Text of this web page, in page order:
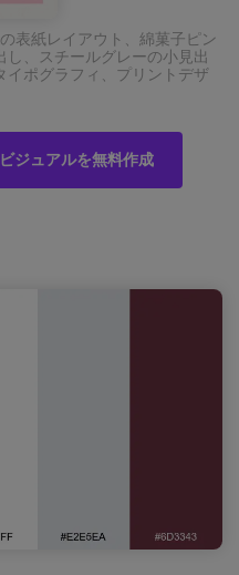
表紙レイアウト、綿菓子ピン
し、スチールグレーの小見出
イポグラフィ、プリントデザ
ジュアルを無料作成